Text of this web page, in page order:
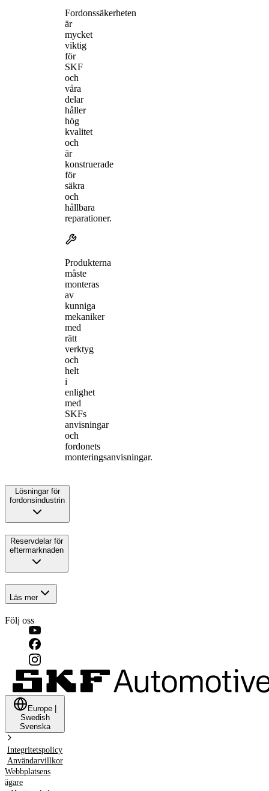
Fordonssäkerheten
är
mycket
viktig
för
SKF
och
våra
delar
håller
hög
kvalitet
och
är
konstruerade
för
säkra
och
hållbara
reparationer.
Produkterna
måste
monteras
av
kunniga
mekaniker
med
rätt
verktyg
och
helt
i
enlighet
med
SKFs
anvisningar
och
fordonets
monteringsanvisningar.
Lösningar för
fordonsindustrin
Reservdelar för
eftermarknaden
Läs mer
Följ oss
Europe
Swedish
Svenska
Integritetspolicy
Användarvillkor
Webbplatsens
ägare